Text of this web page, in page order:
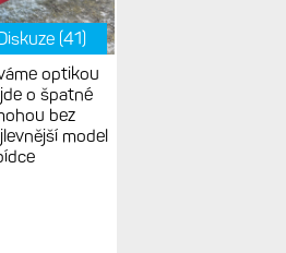
Diskuze (41)
optikou
o špatné
bez
model